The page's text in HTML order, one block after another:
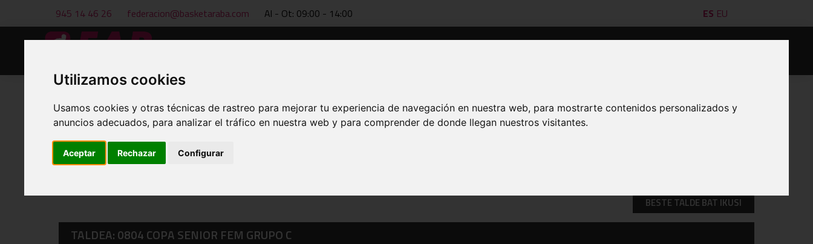
Utilizamos cookies
Usamos cookies y otras técnicas de rastreo para mejorar tu experiencia de navegación en nuestra web, para mostrarte contenidos personalizados y
anuncios adecuados, para analizar el tráfico en nuestra web y para comprender de donde llegan nuestros visitantes.
Aceptar Rechazar Configurar
945 14 46 26 federacion@basketaraba.com Al - Ot: 09:00 - 14:00 ES EU
EGUTEGIAK ETA EMAITZAK
BESTE TALDE BAT IKUSI
TALDEA: 0804 COPA SENIOR FEM GRUPO C